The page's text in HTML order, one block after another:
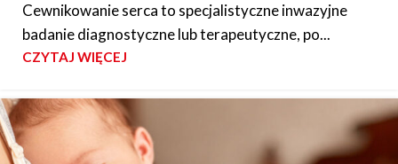
Cewnikowanie serca to specjalistyczne inwazyjne
badanie diagnostyczne lub terapeutyczne, po...
CZYTAJ WIĘCEJ